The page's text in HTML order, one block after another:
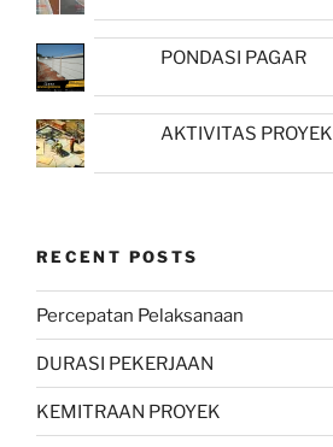
PONDASI PAGAR
AKTIVITAS PROYEK
RECENT POSTS
Percepatan Pelaksanaan
DURASI PEKERJAAN
KEMITRAAN PROYEK